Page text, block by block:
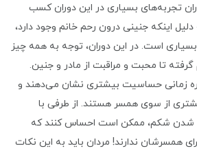
تجربه‌های بسیاری در این دوران کسب
دلیل اینکه جنینی درون رحم خانم وجود دارد،
است. در این دوران، توجه به همه چیز
تا محبت و مراقبت از مادر و جنین.
زمانی حساسیت بیشتری نشان می‌دهند و
از سوی همسر هستند. از طرفی با
شدن شکم، ممکن است احساس کنند که
همسرشان ندارند! مردان باید به این نکات